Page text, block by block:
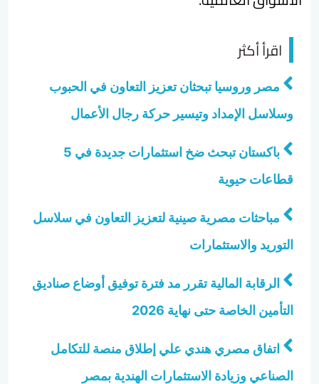
اقرأ أكثر
مصر وروسيا تبحثان تعزيز التعاون في الحبوب
وسلاسل الإمداد وتيسير حركة رجال الأعمال
باكستان تبحث ضخ استثمارات جديدة في 5
قطاعات حيوية
مباحثات مصرية صينية لتعزيز التعاون في سلاسل
التوريد والاستثمارات
الرقابة المالية تقرر مد فترة توفيق أوضاع صناديق
التأمين الخاصة حتى نهاية 2026
اتفاق مصري هندي علي إطلاق منصة للتكامل
الصناعي وزيادة الاستثمارات الهندية بمصر